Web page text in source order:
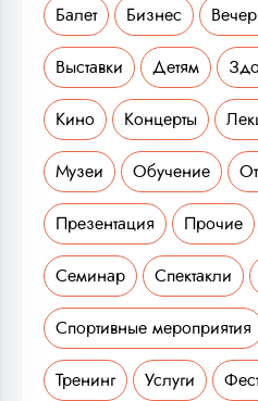
Балет Бизнес
Выставки Детям
Кино Концерты
Музеи Обучение
Презентация Прочие
Семинар Спектакли
Спортивные мероприятия
Тренинг Услуги